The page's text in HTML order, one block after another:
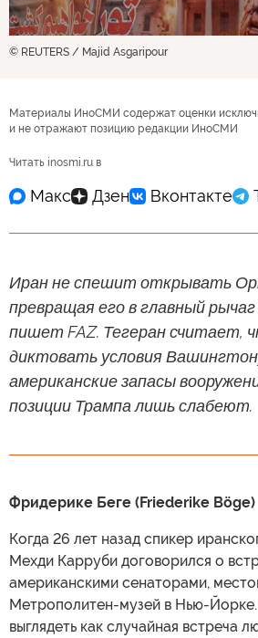
© REUTERS / Majid Asgaripour
Материалы ИноСМИ содержат оценки
и не отражают позицию редакции ИноСМИ
Читать inosmi.ru в
Иран не спешит открывать
превращая его в главный
пишет FAZ. Тегеран считает,
диктовать условия
американские запасы
позиции Трампа лишь слабеют.
Фридерике Беге (Friederike Böge)
Когда 26 лет назад спикер
Мехди Карруби договорился о
американскими сенаторами,
Метрополитен-музей в Нью-
выглядеть как случайная встреча